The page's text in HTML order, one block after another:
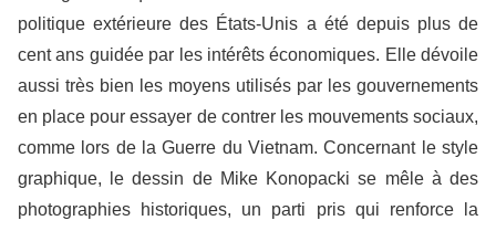
politique extérieure des États-Unis a été depuis plus de
cent ans guidée par les intérêts économiques. Elle dévoile
aussi très bien les moyens utilisés par les gouvernements
en place pour essayer de contrer les mouvements sociaux,
comme lors de la Guerre du Vietnam. Concernant le style
graphique, le dessin de Mike Konopacki se mêle à des
photographies historiques, un parti pris qui renforce la